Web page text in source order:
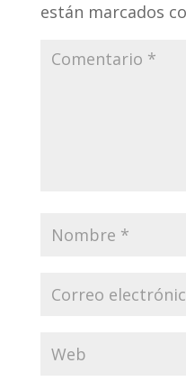
están marcados